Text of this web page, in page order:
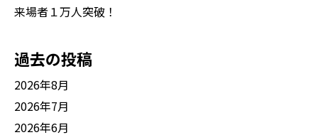
来場者１万人突破！
過去の投稿
2026年8月
2026年7月
2026年6月